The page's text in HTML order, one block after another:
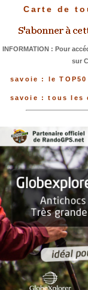
Carte de
INFORMATION : Pour
sur
savoie : le
savoie : tous les